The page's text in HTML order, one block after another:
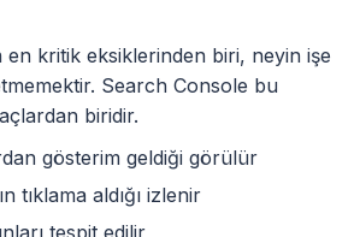
en kritik eksiklerinden biri, neyin işe
Search Console bu
biridir.
gösterim geldiği görülür
tıklama aldığı izlenir
tespit edilir